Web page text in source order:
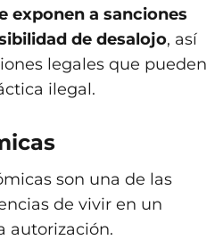
exponen a sanciones
de desalojo, así
legales que pueden
ilegal.
son una de las
de vivir en un
autorización.